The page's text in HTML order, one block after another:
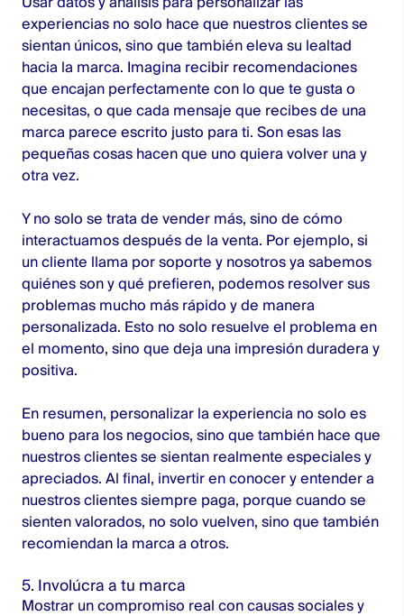
experiencias no solo hace que nuestros clientes se
sientan únicos, sino que también eleva su lealtad
hacia la marca. Imagina recibir recomendaciones
que encajan perfectamente con lo que te gusta o
necesitas, o que cada mensaje que recibes de una
marca parece escrito justo para ti. Son esas las
pequeñas cosas hacen que uno quiera volver una y
otra vez.
Y no solo se trata de vender más, sino de cómo
interactuamos después de la venta. Por ejemplo, si
un cliente llama por soporte y nosotros ya sabemos
quiénes son y qué prefieren, podemos resolver sus
problemas mucho más rápido y de manera
personalizada. Esto no solo resuelve el problema en
el momento, sino que deja una impresión duradera y
positiva.
En resumen, personalizar la experiencia no solo es
bueno para los negocios, sino que también hace que
nuestros clientes se sientan realmente especiales y
apreciados. Al final, invertir en conocer y entender a
nuestros clientes siempre paga, porque cuando se
sienten valorados, no solo vuelven, sino que también
recomiendan la marca a otros.
5. Involúcra a tu marca
Mostrar un compromiso real con causas sociales y